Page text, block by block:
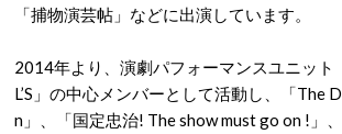
「捕物演芸帖」などに出演しています。
2014年より、演劇パフォーマンスユニット
L’S」の中心メンバーとして活動し、「The
n」、「国定忠治! The show must go on !」